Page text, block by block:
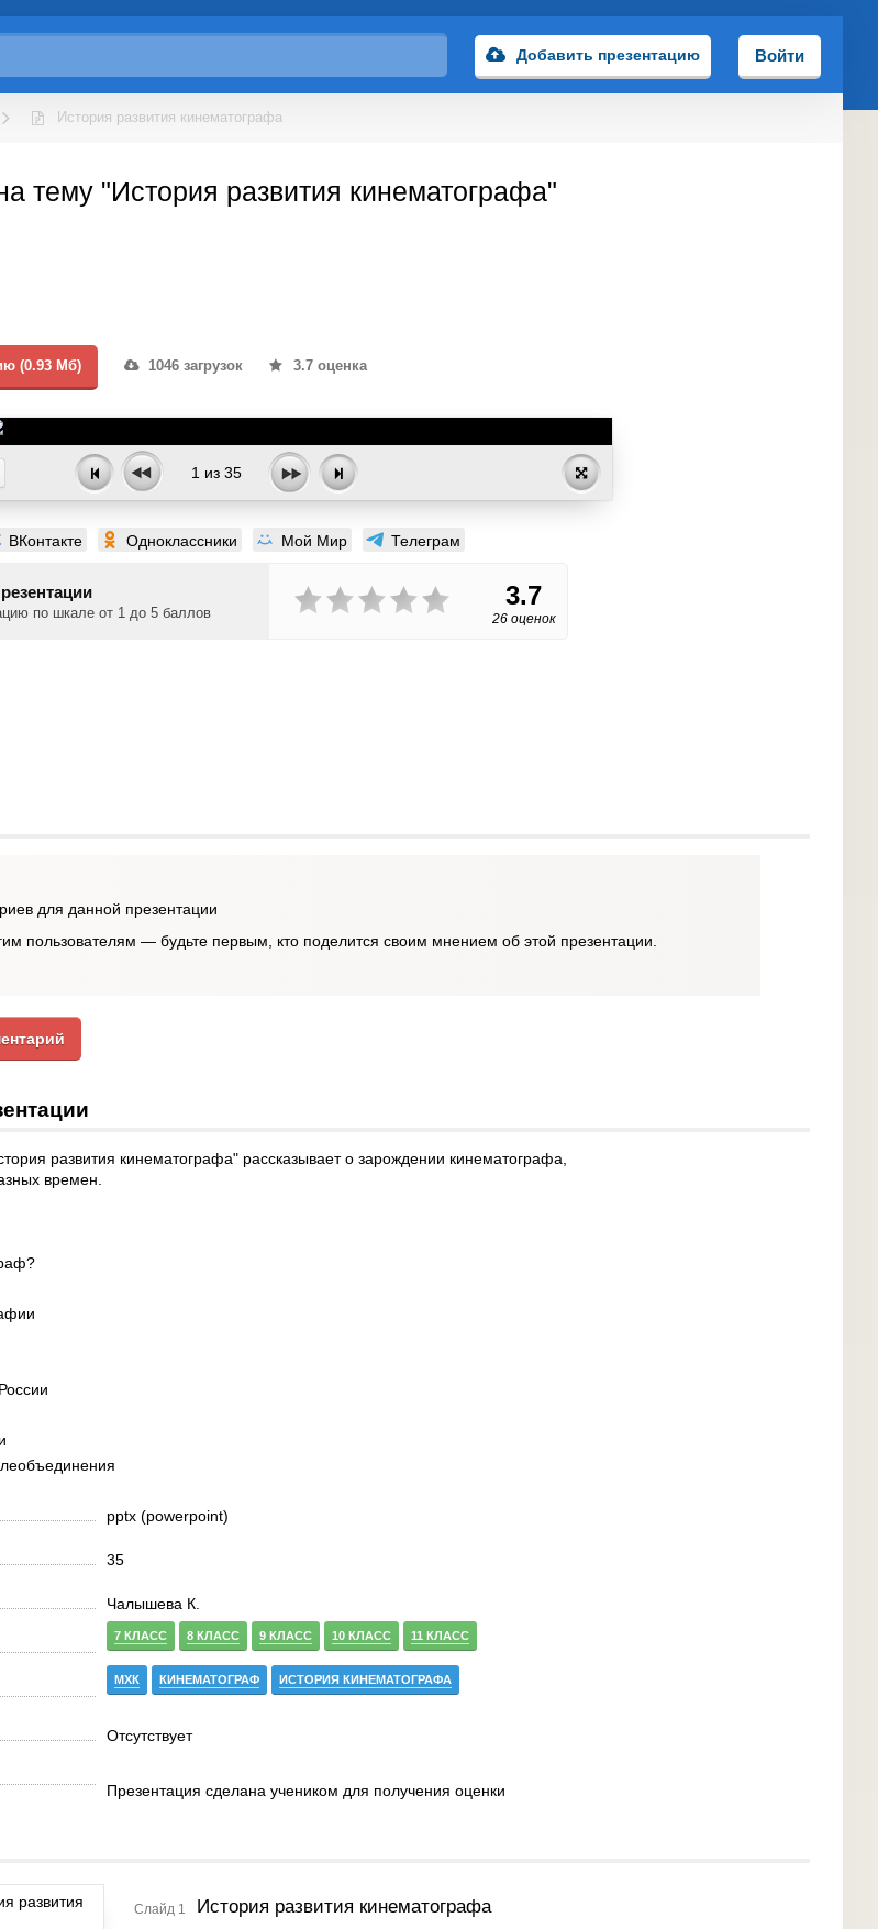
Добавить презентацию Войти
История развития кинематографа
тему "История развития кинематографа"
(0.93 Мб) 1046 загрузок 3.7 оценка
1 из 35
ВКонтакте Одноклассники Мой Мир Телеграм
по шкале от 1 до 5 баллов
3.7
26 оценок
для данной презентации
пользователям — будьте первым, кто поделится своим мнением об этой презентации.
развития кинематографа" рассказывает о зарождении кинематографа,
времен.
pptx (powerpoint)
35
Чалышева К.
7 КЛАСС 8 КЛАСС 9 КЛАСС 10 КЛАСС 11 КЛАСС
МХК КИНЕМАТОГРАФ ИСТОРИЯ КИНЕМАТОГРАФА
Отсутствует
Презентация сделана учеником для получения оценки
Слайд 1 История развития кинематографа